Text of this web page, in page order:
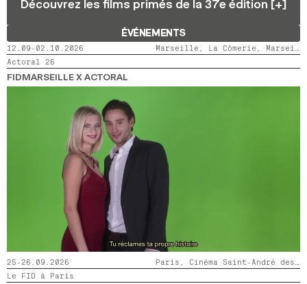
2024
2022
2020
2018
RECHERCHE
Découvrez les films primés de la 37e édition [+]
ÉVÉNEMENTS
12.09-02.10.2026
Marseille, La Cômerie, Marseille, LaMaM, Marseille, Videodrome 2
Actoral 26
FIDMARSEILLE X ACTORAL
25-26.09.2026
Paris, Cinéma Saint-André des Arts
Le FID à Paris